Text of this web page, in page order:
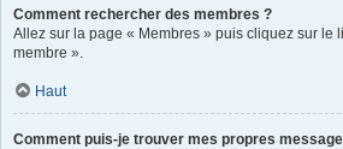
Comment rechercher des membres ?
Allez sur la page « Membres » puis cliquez sur le
membre ».
Haut
Comment puis-je trouver mes propres